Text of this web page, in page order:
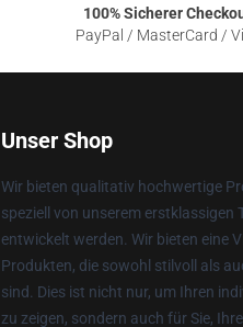
100% Sicherer
PayPal / MasterCard /
Unser Shop
Wir bieten qualitativ hochwertige
speziell von unserem erstklassigen
entwickelt werden. Wir bieten eine
Produkten, die sowohl stilvoll als
sind. Dies ist nicht nur, um Ihren
zu zeigen, sondern auch für Sie, Ihre